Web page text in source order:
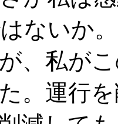
ないか
、私が
。運行